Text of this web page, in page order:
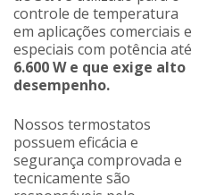
controle de temperatura
em aplicações comerciais e
especiais com potência até
6.600 W e que exige alto
desempenho.
Nossos termostatos
possuem eficácia e
segurança comprovada e
tecnicamente são